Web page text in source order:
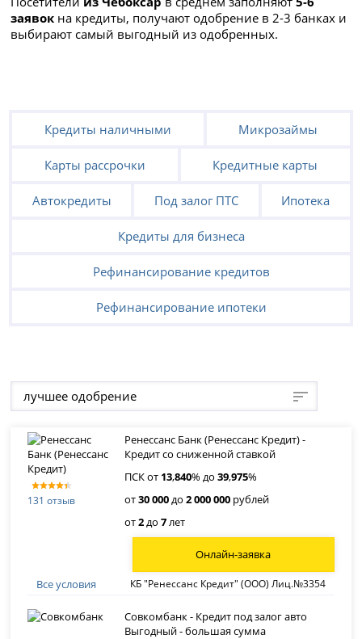
заявок на кредиты, получают одобрение в 2-3 банках и
выбирают самый выгодный из одобренных.
Кредиты наличными Микрозаймы
Карты рассрочки Кредитные карты
Автокредиты Под залог ПТС Ипотека
Кредиты для бизнеса
Рефинансирование кредитов
Рефинансирование ипотеки
лучшее одобрение
131 отзыв
Ренессанс Банк (Ренессанс Кредит) -
Кредит со сниженной ставкой
ПСК от 13,840% до39,975%
от30 000до2 000 000 рублей
от2до7лет
Все условия КБ "Ренессанс Кредит" (ООО) Лиц.№3354
Онлайн-заявка
Совкомбанк - Кредит под залог авто
Выгодный - большая сумма